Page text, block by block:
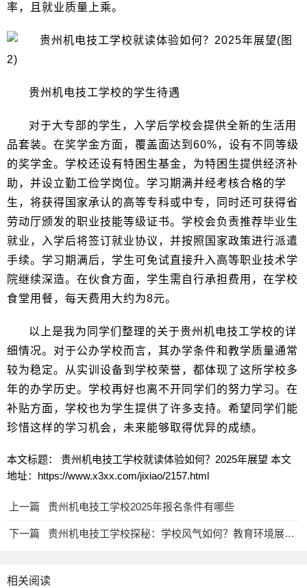
率，且就业质量上乘。
贵州机电技工学校的学生待遇
对于大专部的学生，入学后学校会提供全新的生活用
品套装。在奖学金方面，覆盖面达到60%，设有不同等级
的奖学金。学校还设有特困生基金，为特困生提供经济补
助，并设立勤工俭学岗位。学习期满并经考核合格的学
生，将获得国家承认的高等专科或中专，同时还可获得省
劳动厅颁发的职业技能等级证书。学校会负责推荐毕业生
就业，入学后将签订就业协议，并按照国家政策进行派遣
手续。学习期满后，学生可免试直接升入高等职业技术学
院继续深造。在伙食方面，学生需自行承担费用，在学校
食堂用餐，每天费用大约为8元。
以上是我为同学们整理的关于贵州机电技工学校的详
细情况。对于公办学校而言，其办学条件和教学质量通常
较为稳定。从实训设备到学校荣誉，都体现了这所学校多
年的办学历史。学校再好也离不开同学们的努力学习。在
补贴方面，学校也为学生提供了许多支持。希望同学们能
珍惜这样的学习机会，未来能够取得优异的成绩。
本文标题： 贵州机电技工学校就读体验如何？2025年展望 本文
地址：https://www.x3xx.com/jixiao/2157.html
上一篇 贵州机电技工学校2025年报名条件有哪些
下一篇 贵州机电技工学校探秘：学校风气如何？教育环境展望在2025年表现出怎样的质量？
相关阅读